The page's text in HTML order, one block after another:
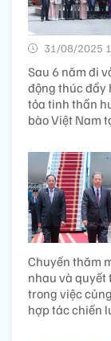
31/08/2025
Sau 6 năm đi
động thúc đẩy
tỏa tinh thần
bào Việt Nam
Chuyến thăm
nhau và quyết
trong việc
hợp tác chiến